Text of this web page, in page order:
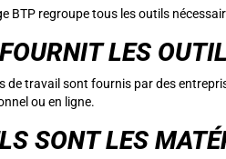
BTP regroupe tous les outils
LES
de travail sont fournis par des
ou en ligne.
SONT LES